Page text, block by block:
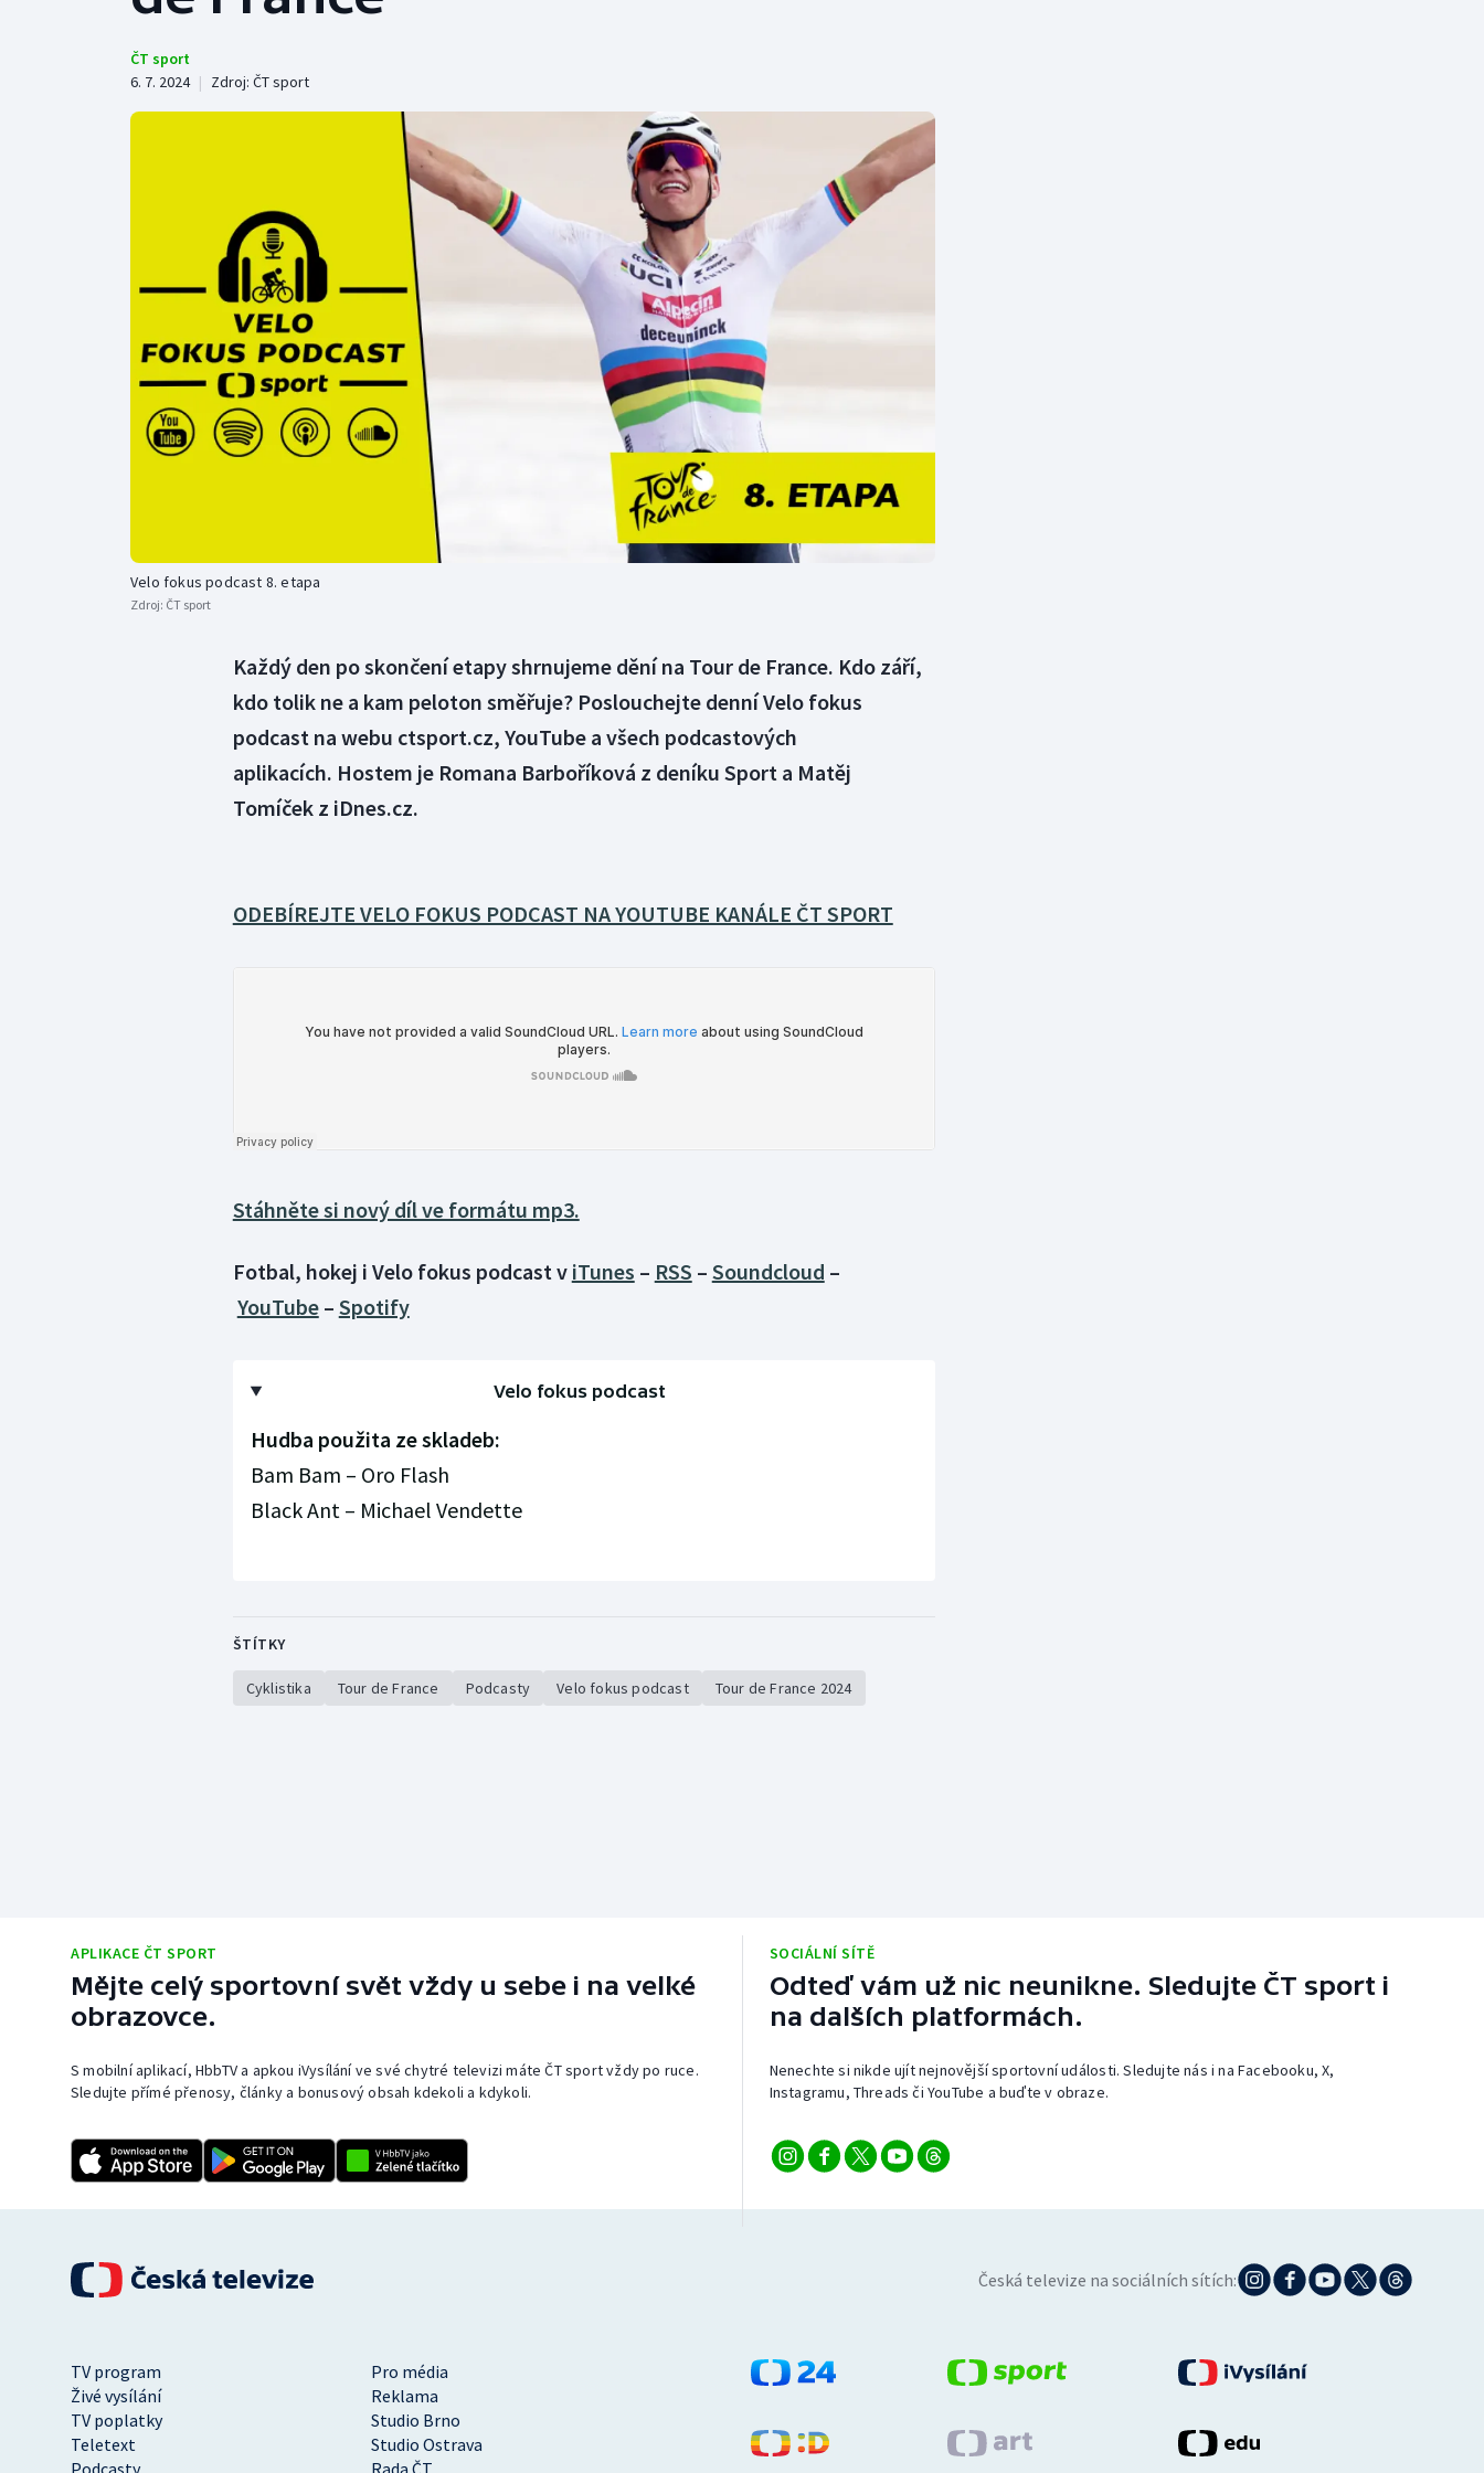
Curling
Florbal
Gymnastika
Olympijské hry
Parasport
Plavání
Plážový volejbal
Vodní slalom
Volejbal
Ostatní
ČT sport
6. 7. 2024 | Zdroj: ČT sport
Velo fokus podcast 8. etapa
Zdroj: ČT sport
Každý den po skončení etapy shrnujeme dění na Tour de France. Kdo září,
kdo tolik ne a kam peloton směřuje? Poslouchejte denní Velo fokus
podcast na webu ctsport.cz, YouTube a všech podcastových
aplikacích. Hostem je Romana Barboříková z deníku Sport a Matěj
Tomíček z iDnes.cz.
ODEBÍREJTE VELO FOKUS PODCAST NA YOUTUBE KANÁLE ČT SPORT
Stáhněte si nový díl ve formátu mp3.
Fotbal, hokej i Velo fokus podcast v iTunes – RSS – Soundcloud –
YouTube– Spotify
Velo fokus podcast
Hudba použita ze skladeb:
Bam Bam – Oro Flash
Black Ant – Michael Vendette
ŠTÍTKY
Cyklistika Tour de France Podcasty Velo fokus podcast Tour de France 2024
APLIKACE ČT SPORT
Mějte celý sportovní svět vždy u sebe i na velké
obrazovce.
S mobilní aplikací, HbbTV a apkou iVysílání ve své chytré televizi máte ČT sport vždy po ruce.
Sledujte přímé přenosy, články a bonusový obsah kdekoli a kdykoli.
SOCIÁLNÍ SÍTĚ
Odteď vám už nic neunikne. Sledujte ČT sport i
na dalších platformách.
Nenechte si nikde ujít nejnovější sportovní události. Sledujte nás i na Facebooku, X,
Instagramu, Threads či YouTube a buďte v obraze.
Česká televize na sociálních sítích:
TV program
Pro média
Živé vysílání
Reklama
TV poplatky
Studio Brno
Teletext
Studio Ostrava